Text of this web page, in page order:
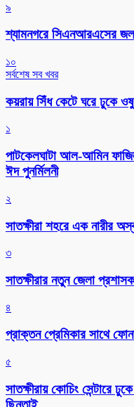
৯
শ্যামনগরে সিএনআরএসের
১০
সর্বশেষ সব খবর
কয়রায় সিঁধ কেটে ঘরে ঢুকে
১
পাটকেলঘাটা আল-আমিন
ঈদ পুনর্মিলনী
২
সাতক্ষীরা শহরে এক নারীর
৩
সাতক্ষীরার নতুন জেলা
৪
প্রাক্তন প্রেমিকার সাথে
৫
সাতক্ষীরায় কোচিং সেন্টারে